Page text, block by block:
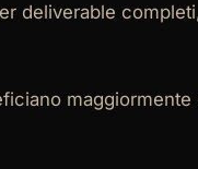
deliverable